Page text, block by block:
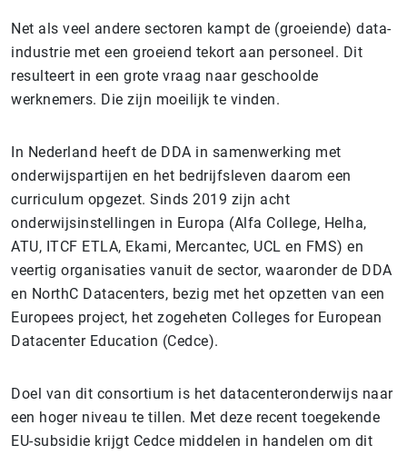
Net als veel andere sectoren kampt de (groeiende) data-
industrie met een groeiend tekort aan personeel. Dit
resulteert in een grote vraag naar geschoolde
werknemers. Die zijn moeilijk te vinden.
In Nederland heeft de DDA in samenwerking met
onderwijspartijen en het bedrijfsleven daarom een
curriculum opgezet. Sinds 2019 zijn acht
onderwijsinstellingen in Europa (Alfa College, Helha,
ATU, ITCF ETLA, Ekami, Mercantec, UCL en FMS) en
veertig organisaties vanuit de sector, waaronder de DDA
en NorthC Datacenters, bezig met het opzetten van een
Europees project, het zogeheten Colleges for European
Datacenter Education (Cedce).
Doel van dit consortium is het datacenteronderwijs naar
een hoger niveau te tillen. Met deze recent toegekende
EU-subsidie krijgt Cedce middelen in handelen om dit